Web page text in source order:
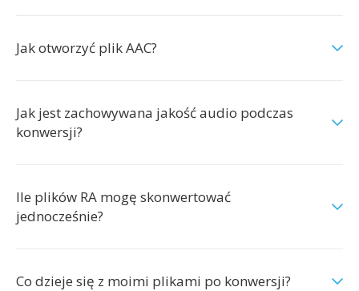
Jak otworzyć plik AAC?
Jak jest zachowywana jakość audio podczas
konwersji?
Ile plików RA mogę skonwertować
jednocześnie?
Co dzieje się z moimi plikami po konwersji?